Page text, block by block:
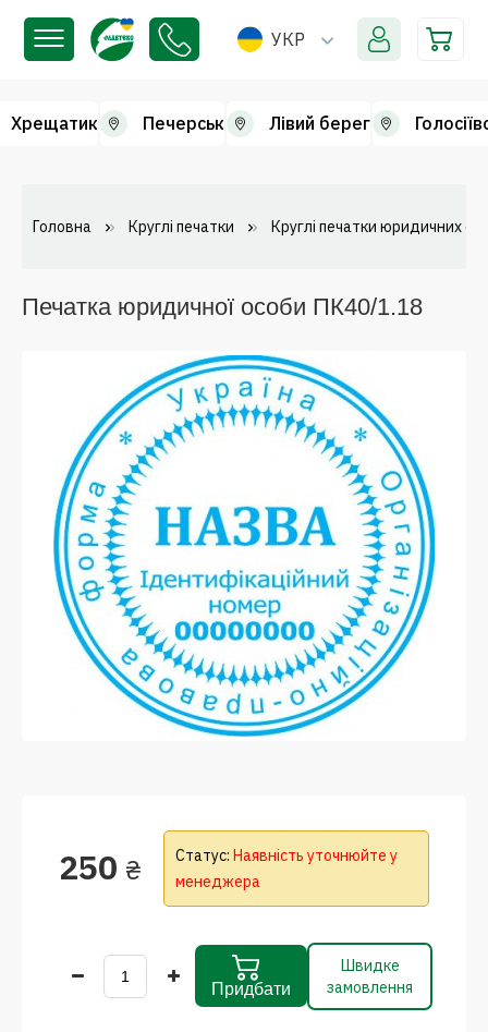
УКР
Хрещатик Печерськ Лівий берег
Головна Круглі печатки Круглі печатки юридичних
Печатка юридичної особи ПК40/1.18
250 ₴ Статус: Наявність уточнюйте у
менеджера
Придбати
Швидке
замовлення